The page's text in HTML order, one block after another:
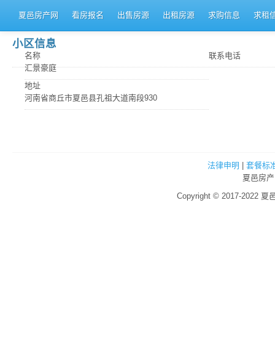
夏邑房产网 看房报名 出售房源 出租房源 求购信息 求租
小区信息
名称
汇景豪庭
地址
河南省商丘市夏邑县孔祖大道南段930
联系电话
法律申明
套餐标
夏邑房
Copyright © 2017-2022 夏